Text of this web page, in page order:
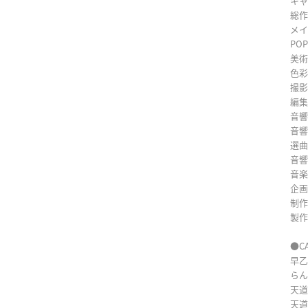
総
メ
美
色
撮
編
音
音
選
音
音
企
制
製
早
ら
天
天